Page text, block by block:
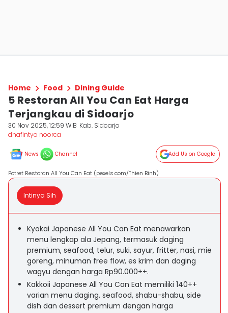
Home Food Dining Guide
5 Restoran All You Can Eat Harga
Terjangkau di Sidoarjo
30 Nov 2025, 12:59 WIB Kab. Sidoarjo
dhafintya noorca
News Channel Add Us on Google
Potret Restoran All You Can Eat (pexels.com/Thien Binh)
Intinya Sih
Kyokai Japanese All You Can Eat menawarkan
menu lengkap ala Jepang, termasuk daging
premium, seafood, telur, suki, sayur, fritter, nasi, mie
goreng, minuman free flow, es krim dan daging
wagyu dengan harga Rp90.000++.
Kakkoii Japanese All You Can Eat memiliki 140++
varian menu daging, seafood, shabu-shabu, side
dish dan dessert premium dengan harga